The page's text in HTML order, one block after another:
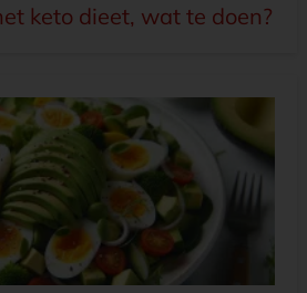
keto dieet, wat te doen?